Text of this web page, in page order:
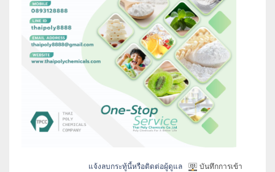
แจ้งลบกระทู้นี้หรือติดต่อผู้ดูแล บันทึกการเข้า